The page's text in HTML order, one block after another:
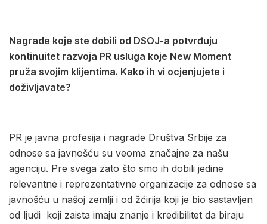
Nagrade koje ste dobili od DSOJ-a potvrđuju
kontinuitet razvoja PR usluga koje New Moment
pruža svojim klijentima. Kako ih vi ocjenjujete i
doživljavate?
PR je javna profesija i nagrade Društva Srbije za
odnose sa javnošću su veoma značajne za našu
agenciju. Pre svega zato što smo ih dobili jedine
relevantne i reprezentativne organizacije za odnose sa
javnošću u našoj zemlji i od žćirija koji je bio sastavljen
od ljudi koji zaista imaju znanje i kredibilitet da biraju